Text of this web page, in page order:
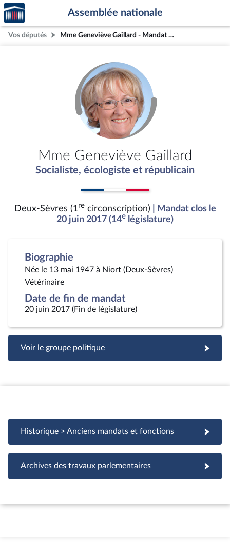
Aller au contenu
Aller en bas de la page
Accèder
à la
page
d'accueil
Assemblée nationale
Vos députés Mme Geneviève Gaillard - Mandat clos - Deux-Sèvres (1re circonscription)
Mme Geneviève Gaillard
Socialiste, écologiste et républicain
Deux-Sèvres (1recirconscription)
| Mandat clos le
20 juin 2017 (14e législature)
Biographie
Née le 13 mai 1947 à Niort (Deux-Sèvres)
Vétérinaire
Date de fin de mandat
20 juin 2017 (Fin de législature)
Voir le groupe politique
Historique > Anciens mandats et fonctions
Archives des travaux parlementaires